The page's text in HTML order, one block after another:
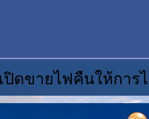
ปิดขายไฟคืนให้การ